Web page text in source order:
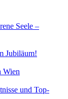
Seele –
Jubiläum!
Wien
und Top-